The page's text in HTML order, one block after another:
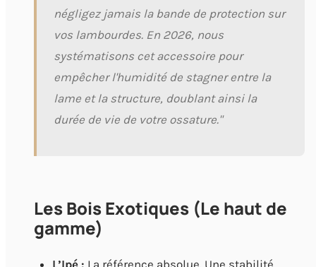
négligez jamais la bande de protection sur
vos lambourdes. En 2026, nous
systématisons cet accessoire pour
empêcher l'humidité de stagner entre la
lame et la structure, doublant ainsi la
durée de vie de votre ossature."
Les Bois Exotiques (Le haut de
gamme)
L’Ipé : La référence absolue. Une stabilité